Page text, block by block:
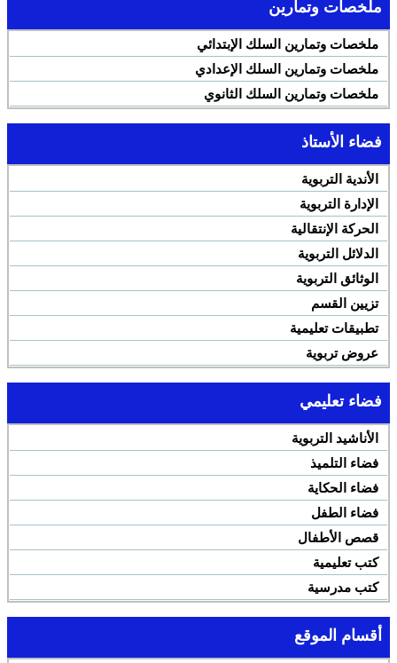
ملخصات وتمارين
ملخصات وتمارين السلك الإبتدائي
ملخصات وتمارين السلك الإعدادي
ملخصات وتمارين السلك الثانوي
فضاء الأستاذ
الأندية التربوية
الإدارة التربوية
الحركة الإنتقالية
الدلائل التربوية
الوثائق التربوية
تزيين القسم
تطبيقات تعليمية
عروض تربوية
فضاء تعليمي
الأناشيد التربوية
فضاء التلميذ
فضاء الحكاية
فضاء الطفل
قصص الأطفال
كتب تعليمية
كتب مدرسية
أقسام الموقع